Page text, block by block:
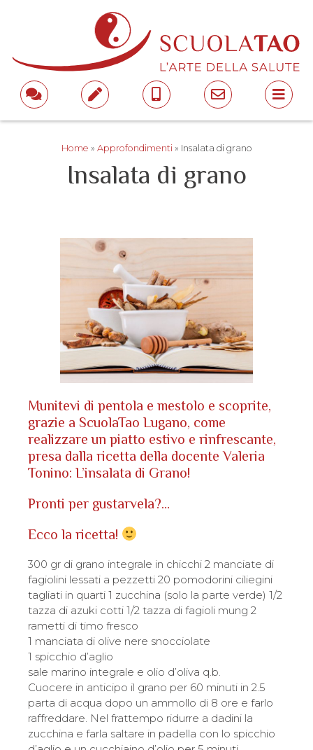
Home » Approfondimenti » Insalata di grano
Insalata di grano
Munitevi di pentola e mestolo e scoprite,
grazie a ScuolaTao Lugano, come
realizzare un piatto estivo e rinfrescante,
presa dalla ricetta della docente Valeria
Tonino: L’insalata di Grano!
Pronti per gustarvela?…
Ecco la ricetta!
300 gr di grano integrale in chicchi 2 manciate di
fagiolini lessati a pezzetti 20 pomodorini ciliegini
tagliati in quarti 1 zucchina (solo la parte verde) 1/2
tazza di azuki cotti 1/2 tazza di fagioli mung 2
rametti di timo fresco
1 manciata di olive nere snocciolate
1 spicchio d’aglio
sale marino integrale e olio d’oliva q.b.
Cuocere in anticipo il grano per 60 minuti in 2.5
parta di acqua dopo un ammollo di 8 ore e farlo
raffreddare. Nel frattempo ridurre a dadini la
zucchina e farla saltare in padella con lo spicchio